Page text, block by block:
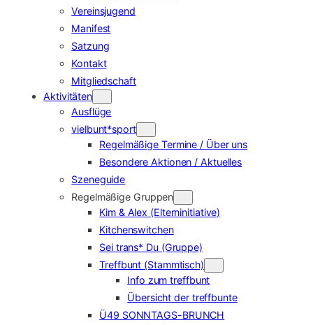
Vereinsjugend
Manifest
Satzung
Kontakt
Mitgliedschaft
Aktivitäten
Ausflüge
vielbunt*sport
Regelmäßige Termine / Über uns
Besondere Aktionen / Aktuelles
Szeneguide
Regelmäßige Gruppen
Kim & Alex (Elterninitiative)
Kitchenswitchen
Sei trans* Du (Gruppe)
Treffbunt (Stammtisch)
Info zum treffbunt
Übersicht der treffbunte
Ü49 SONNTAGS-BRUNCH